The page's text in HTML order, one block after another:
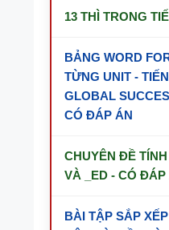
13 THÌ TRONG
BẢNG WORD
TỪNG UNIT -
GLOBAL
CÓ ĐÁP ÁN
CHUYÊN ĐỀ
VÀ _ED - CÓ ĐÁP
BÀI TẬP SẮP